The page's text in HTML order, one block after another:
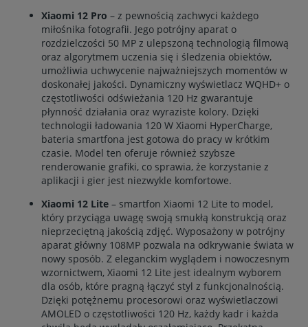
Xiaomi 12 Pro – z pewnością zachwyci każdego
miłośnika fotografii. Jego potrójny aparat o
rozdzielczości 50 MP z ulepszoną technologią filmową
oraz algorytmem uczenia się i śledzenia obiektów,
umożliwia uchwycenie najważniejszych momentów w
doskonałej jakości. Dynamiczny wyświetlacz WQHD+ o
częstotliwości odświeżania 120 Hz gwarantuje
płynność działania oraz wyraziste kolory. Dzięki
technologii ładowania 120 W Xiaomi HyperCharge,
bateria smartfona jest gotowa do pracy w krótkim
czasie. Model ten oferuje również szybsze
renderowanie grafiki, co sprawia, że korzystanie z
aplikacji i gier jest niezwykle komfortowe.
Xiaomi 12 Lite – smartfon Xiaomi 12 Lite to model,
który przyciąga uwagę swoją smukłą konstrukcją oraz
nieprzeciętną jakością zdjęć. Wyposażony w potrójny
aparat główny 108MP pozwala na odkrywanie świata w
nowy sposób. Z eleganckim wyglądem i nowoczesnym
wzornictwem, Xiaomi 12 Lite jest idealnym wyborem
dla osób, które pragną łączyć styl z funkcjonalnością.
Dzięki potężnemu procesorowi oraz wyświetlaczowi
AMOLED o częstotliwości 120 Hz, każdy kadr i każda